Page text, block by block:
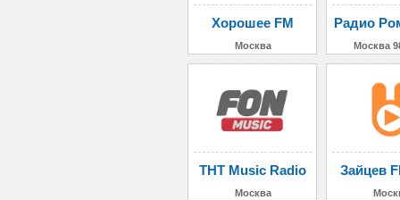
Хорошее FM
Москва
Радио
Москва
ТНТ Music Radio
Москва
Зайцев